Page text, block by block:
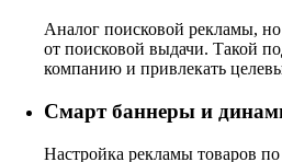
Аналог поисковой рекламы,
от поисковой выдачи. Такой
компанию и привлекать
Смарт баннеры и
Настройка рекламы товаров